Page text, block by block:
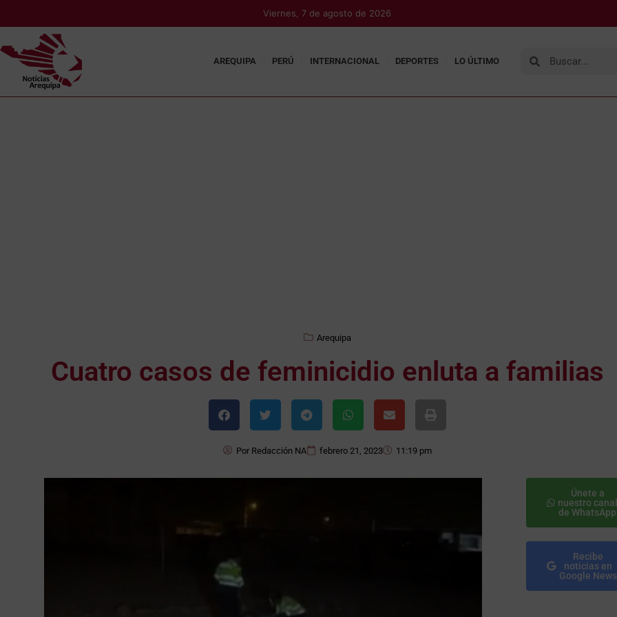
Viernes, 7 de agosto de 2026
AREQUIPA PERÚ INTERNACIONAL DEPORTES LO ÚLTIMO
Arequipa
Cuatro casos de feminicidio enluta a familias
PorRedacción NA febrero 21, 2023 11:19 pm
Únete a
nuestro canal
de WhatsApp
Recibe
noticias en
Google News